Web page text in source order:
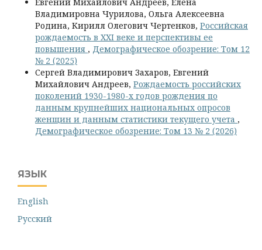
Владимировна Чурилова, Ольга Алексеевна
Родина, Кирилл Олегович Чертенков, Российская
рождаемость в XXI веке и перспективы ее
повышения , Демографическое обозрение: Том 12
№ 2 (2025)
Сергей Владимирович Захаров, Евгений
Михайлович Андреев, Рождаемость российских
поколений 1930-1980-х годов рождения по
данным крупнейших национальных опросов
женщин и данным статистики текущего учета ,
Демографическое обозрение: Том 13 № 2 (2026)
ЯЗЫК
English
Русский